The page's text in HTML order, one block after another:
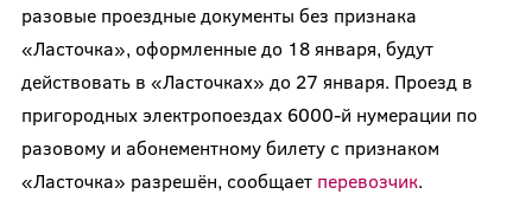
разовые проездные документы без признака
«Ласточка», оформленные до 18 января, будут
действовать в «Ласточках» до 27 января. Проезд в
пригородных электропоездах 6000-й нумерации по
разовому и абонементному билету с признаком
«Ласточка» разрешён, сообщает перевозчик.